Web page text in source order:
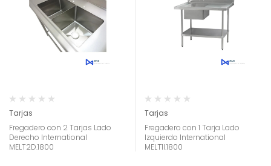
Tarjas
Fregadero con 2 Tarjas Lado
Derecho International
MELT2D.1800
Tarjas
Fregadero con 1 Tarja Lado
Izquierdo International
MELT1I.1800